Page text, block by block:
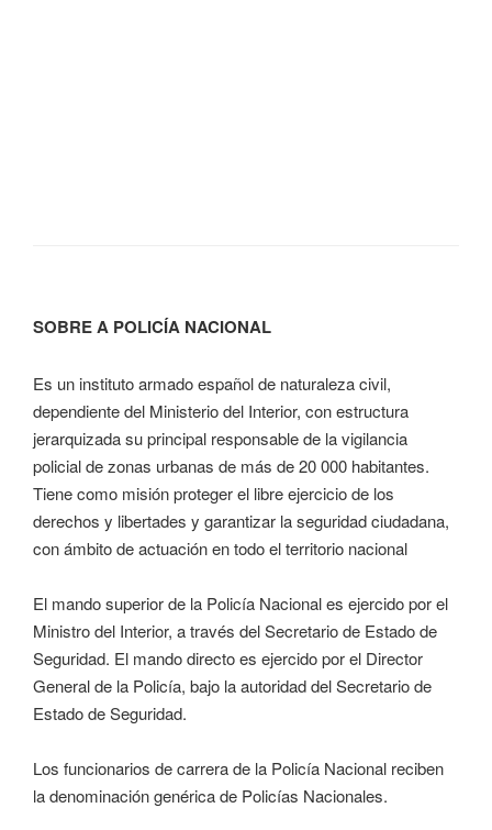
SOBRE A POLICÍA NACIONAL
Es un instituto armado español de naturaleza civil,
dependiente del Ministerio del Interior, con estructura
jerarquizada su principal responsable de la vigilancia
policial de zonas urbanas de más de 20 000 habitantes.
Tiene como misión proteger el libre ejercicio de los
derechos y libertades y garantizar la seguridad ciudadana,
con ámbito de actuación en todo el territorio nacional
El mando superior de la Policía Nacional es ejercido por el
Ministro del Interior, a través del Secretario de Estado de
Seguridad. El mando directo es ejercido por el Director
General de la Policía, bajo la autoridad del Secretario de
Estado de Seguridad.
Los funcionarios de carrera de la Policía Nacional reciben
la denominación genérica de Policías Nacionales.